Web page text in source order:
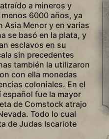
a mineros y
6000 años, ya
Asia Menor y en varias
se basó en la plata, y
esclavos en su
sin precedentes
también la utilizaron
con ella monedas
coloniales. En el
fue la mayor
de Comstock atrajo
Todo lo cual
de Judas Iscariote